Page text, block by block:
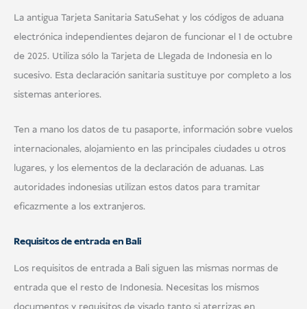
La antigua Tarjeta Sanitaria SatuSehat y los códigos de aduana
electrónica independientes dejaron de funcionar el 1 de octubre
de 2025. Utiliza sólo la Tarjeta de Llegada de Indonesia en lo
sucesivo. Esta declaración sanitaria sustituye por completo a los
sistemas anteriores.
Ten a mano los datos de tu pasaporte, información sobre vuelos
internacionales, alojamiento en las principales ciudades u otros
lugares, y los elementos de la declaración de aduanas. Las
autoridades indonesias utilizan estos datos para tramitar
eficazmente a los extranjeros.
Requisitos de entrada en Bali
Los requisitos de entrada a Bali siguen las mismas normas de
entrada que el resto de Indonesia. Necesitas los mismos